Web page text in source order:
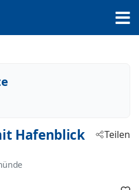
Hafenblick
Teilen